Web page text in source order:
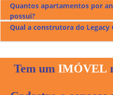
OLegacy City Home
de tênis, quadra de esportes,
massagem, gourmet, gourmet
adulto, salão de festas,
Quantos apartamentos por
possui?
Qual a construtora do Legacy
OLegacy City Homefoi
Urbanas que há 10 anos
Tem um IMÓVEL